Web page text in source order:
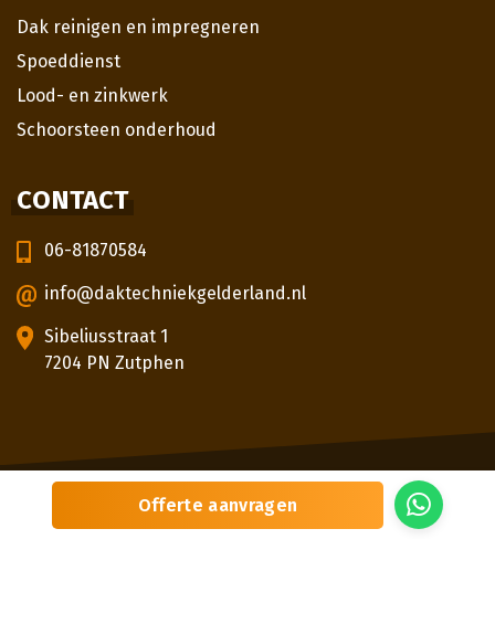
Offerte aanvragen
Dak reinigen en impregneren
Spoeddienst
Lood- en zinkwerk
Schoorsteen onderhoud
CONTACT
06-81870584
info@daktechniekgelderland.nl
Sibeliusstraat 1
7204 PN Zutphen
© 2026